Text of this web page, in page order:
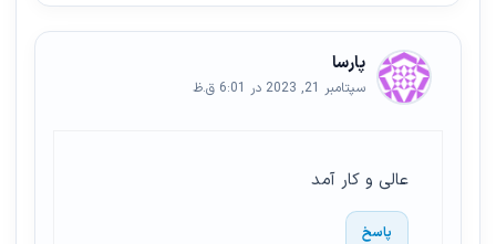
پارسا
سپتامبر 21, 2023 در 6:01 ق.ظ
عالی و کار آمد
پاسخ